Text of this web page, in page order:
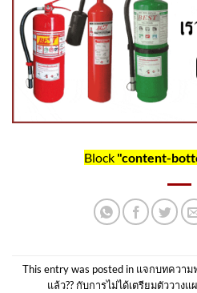
Block "content-
This entry was posted in แจกบทความ
แล้ว?? กับการไม่ได้เตรียมตัววาง